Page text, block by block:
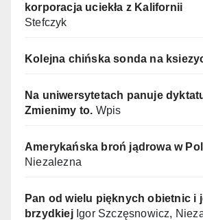
korporacja uciekła z Kalifornii
Stefczyk
Kolejna chińska sonda na
Na uniwersytetach panuje
Zmienimy to. Wpis
Amerykańska broń jądrowa w
Niezalezna
Pan od wielu pięknych obietnic i
brzydkiejIgor Szczęsnowicz,